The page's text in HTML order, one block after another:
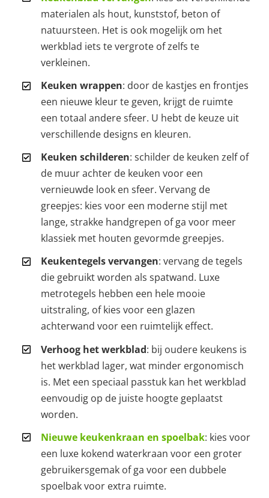
materialen als hout, kunststof, beton of
natuursteen. Het is ook mogelijk om het
werkblad iets te vergrote of zelfs te
verkleinen.
Keuken wrappen: door de kastjes en frontjes
een nieuwe kleur te geven, krijgt de ruimte
een totaal andere sfeer. U hebt de keuze uit
verschillende designs en kleuren.
Keuken schilderen: schilder de keuken zelf of
de muur achter de keuken voor een
vernieuwde look en sfeer. Vervang de
greepjes: kies voor een moderne stijl met
lange, strakke handgrepen of ga voor meer
klassiek met houten gevormde greepjes.
Keukentegels vervangen: vervang de tegels
die gebruikt worden als spatwand. Luxe
metrotegels hebben een hele mooie
uitstraling, of kies voor een glazen
achterwand voor een ruimtelijk effect.
Verhoog het werkblad: bij oudere keukens is
het werkblad lager, wat minder ergonomisch
is. Met een speciaal passtuk kan het werkblad
eenvoudig op de juiste hoogte geplaatst
worden.
Nieuwe keukenkraan en spoelbak: kies voor
een luxe kokend waterkraan voor een groter
gebruikersgemak of ga voor een dubbele
spoelbak voor extra ruimte.